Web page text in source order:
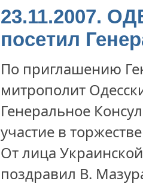
23.11.2007.
посетил
По приглашению
митрополит
Генеральное
участие в
От лица
поздравил В.